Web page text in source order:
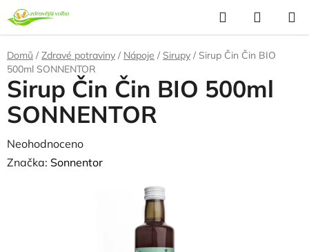
Přejít
na
obsah
Hledat
KOŠÍK
Domů / Zdravé potraviny / Nápoje / Sirupy / Sirup Čin Čin BIO
500ml SONNENTOR
Sirup Čin Čin BIO 500ml
SONNENTOR
Průměrné
hodnocení
Neohodnoceno
Značka: Sonnentor